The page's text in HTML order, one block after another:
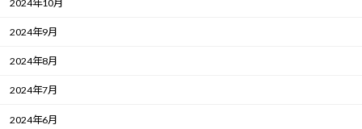
2024年10月
2024年9月
2024年8月
2024年7月
2024年6月